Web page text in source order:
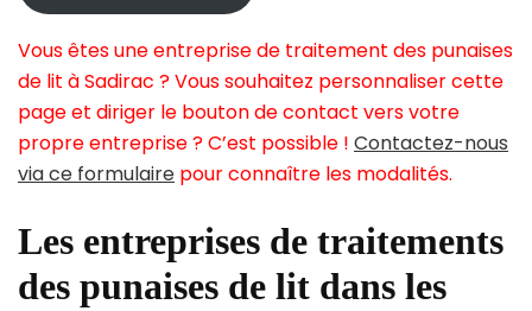
Vous êtes une entreprise de traitement des punaises
de lit à Sadirac ? Vous souhaitez personnaliser cette
page et diriger le bouton de contact vers votre
propre entreprise ? C’est possible ! Contactez-nous
via ce formulaire pour connaître les modalités.
Les entreprises de traitements
des punaises de lit dans les